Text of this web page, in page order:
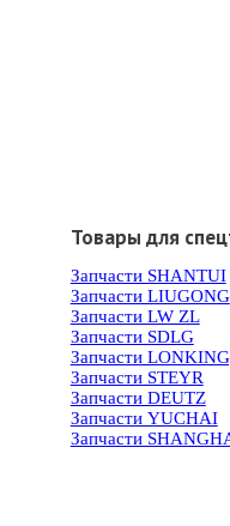
Товары для
Запчасти SHANTUI
Запчасти LIUGONG
Запчасти LW ZL
Запчасти SDLG
Запчасти
Запчасти STEYR
Запчасти DEUTZ
Запчасти YUCHAI
Запчасти